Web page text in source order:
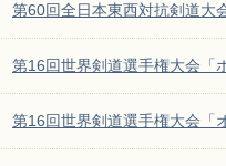
第60回全日本東西対抗剣道大
第16回世界剣道選手権大会「
第16回世界剣道選手権大会「